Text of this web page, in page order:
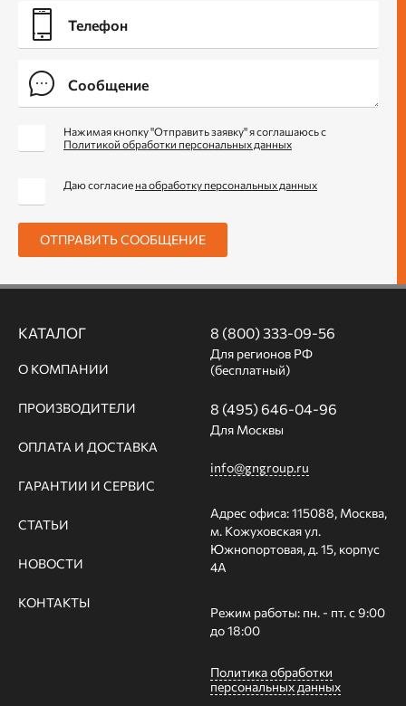
Нажимая кнопку "Отправить заявку" я соглашаюсь с
Политикой обработки персональных данных
Даю согласие на обработку персональных данных
ОТПРАВИТЬ СООБЩЕНИЕ
КАТАЛОГ
О КОМПАНИИ
ПРОИЗВОДИТЕЛИ
ОПЛАТА И ДОСТАВКА
ГАРАНТИИ И СЕРВИС
СТАТЬИ
НОВОСТИ
КОНТАКТЫ
8 (800) 333-09-56
Для регионов РФ
(бесплатный)
8 (495) 646-04-96
Для Москвы
info@gngroup.ru
Адрес офиса: 115088, Москва,
м. Кожуховская ул.
Южнопортовая, д. 15, корпус
4А
Режим работы: пн. - пт. с 9:00
до 18:00
Политика обработки
персональных данных